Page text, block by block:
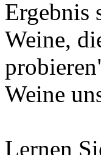
Ergebnis
Weine,
Weine
Lernen